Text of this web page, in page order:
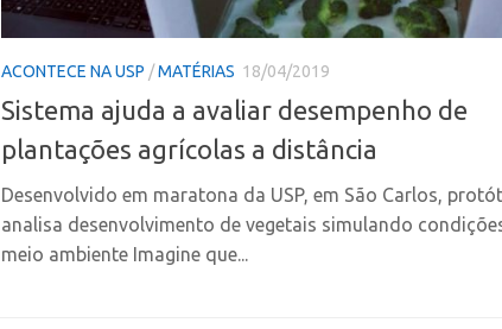
ACONTECE NA USP /MATÉRIAS 18/04/2019
Sistema ajuda a avaliar desempenho de
plantações agrícolas a distância
Desenvolvido em maratona da USP, em São Carlos,
analisa desenvolvimento de vegetais simulando
meio ambiente Imagine que...